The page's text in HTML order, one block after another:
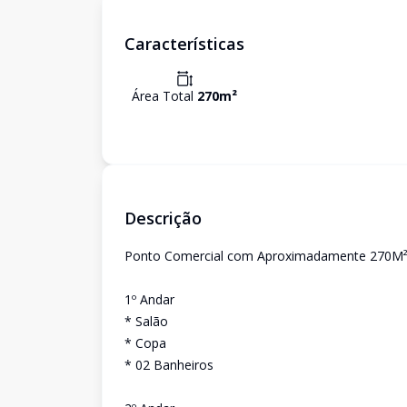
Características
Área Total 270m²
Descrição
Ponto Comercial com Aproximadamente 270M²
1º Andar
* Salão
* Copa
* 02 Banheiros